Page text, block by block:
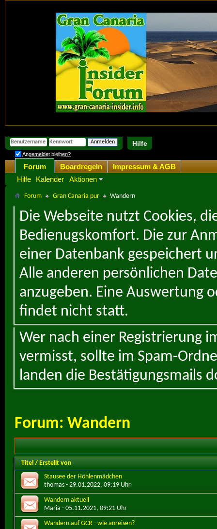
Hilfe
Angemeldet bleiben?
Forum
Hilfe
Kalender Aktionen
Boardregeln Impressum & AGB
Forum Gran Canaria pur Wandern
Die Webseite nutzt Cookies,
Bedienugskomfort. Die zur
einer Datenbank gespeichert
Alle anderen persönlichen
anzugeben. Eine Auswertung
findet nicht statt.
Wer nach einer Registrierung
vermisst, sollte im Spam-
landen die Bestätigungsmails
Forum: Wandern
Titel / Erstellt von
Stausee der Höhlenmädchen
thomas - 29.01.2022, 09:19 Uhr
Wandern aktuell
Maria - 05.11.2021, 09:21 Uhr
Wandern auf GCR - wie anreisen?